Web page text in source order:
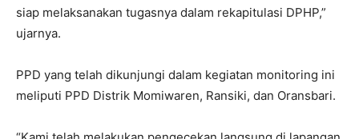
siap melaksanakan tugasnya dalam rekapitulasi DPHP,”
ujarnya.
PPD yang telah dikunjungi dalam kegiatan monitoring ini
meliputi PPD Distrik Momiwaren, Ransiki, dan Oransbari.